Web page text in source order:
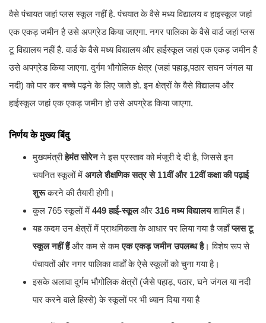
वैसे पंचायत जहां प्लस स्कूल नहीं है. पंचयात के वैसे मध्य विद्यालय व हाइस्कूल जहां
एक एकड़ जमीन है उसे अपग्रेड किया जाएगा. नगर पालिका के वैसे वार्ड जहां प्लस
टू विद्यालय नहीं है. वार्ड के वैसे मध्य विद्यालय और हाईस्कूल जहां एक एकड़ जमीन है
उसे अपग्रेड किया जाएगा. दुर्गम भौगोलिक क्षेत्र (जहां पहाड़,पठार सघन जंगल या
नदी) को पार कर बच्चे पढ़ने के लिए जाते हो. इन क्षेत्रों के वैसे विद्यालय और
हाईस्कूल जहां एक एकड़ जमीन हो उसे अपग्रेड किया जाएगा.
निर्णय के मुख्य बिंदु
मुख्यमंत्रीहेमंत सोरेनने इस प्रस्ताव को मंजूरी दे दी है, जिससे इन
चयनित स्कूलों में अगले शैक्षणिक सत्र से 11वीं और 12वीं कक्षा की पढ़ाई
शुरूकरने की तैयारी होगी।
कुल 765 स्कूलों में 449 हाई-स्कूलऔर 316 मध्य विद्यालयशामिल हैं।
यह कदम उन क्षेत्रों में प्राथमिकता के आधार पर लिया गया है जहाँप्लस टू
स्कूल नहीं हैंऔर कम से कमएक एकड़ जमीन उपलब्ध है। विशेष रूप से
पंचायतों और नगर पालिका वार्डों के ऐसे स्कूलों को चुना गया है।
इसके अलावा दुर्गम भौगोलिक क्षेत्रों (जैसे पहाड़, पठार, घने जंगल या नदी
पार करने वाले हिस्से) के स्कूलों पर भी ध्यान दिया गया है